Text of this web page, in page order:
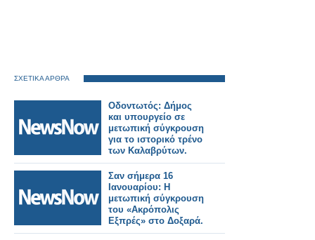
ΣΧΕΤΙΚΑ ΑΡΘΡΑ
Οδοντωτός: Δήμος
και υπουργείο σε
μετωπική σύγκρουση
για το ιστορικό τρένο
των Καλαβρύτων.
Σαν σήμερα 16
Ιανουαρίου: Η
μετωπική σύγκρουση
του «Ακρόπολις
Εξπρές» στο Δοξαρά.